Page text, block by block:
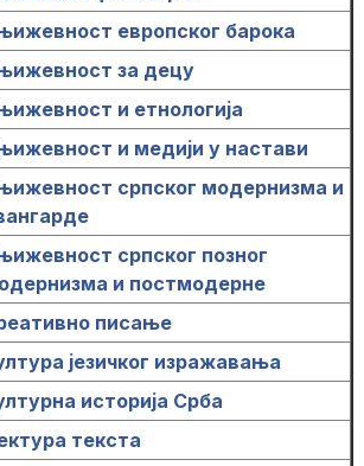
европског барока
за децу
и етнологија
и медији у настави
српског модернизма и
српског позног
и постмодерне
писање
језичког изражавања
историја Срба
текста